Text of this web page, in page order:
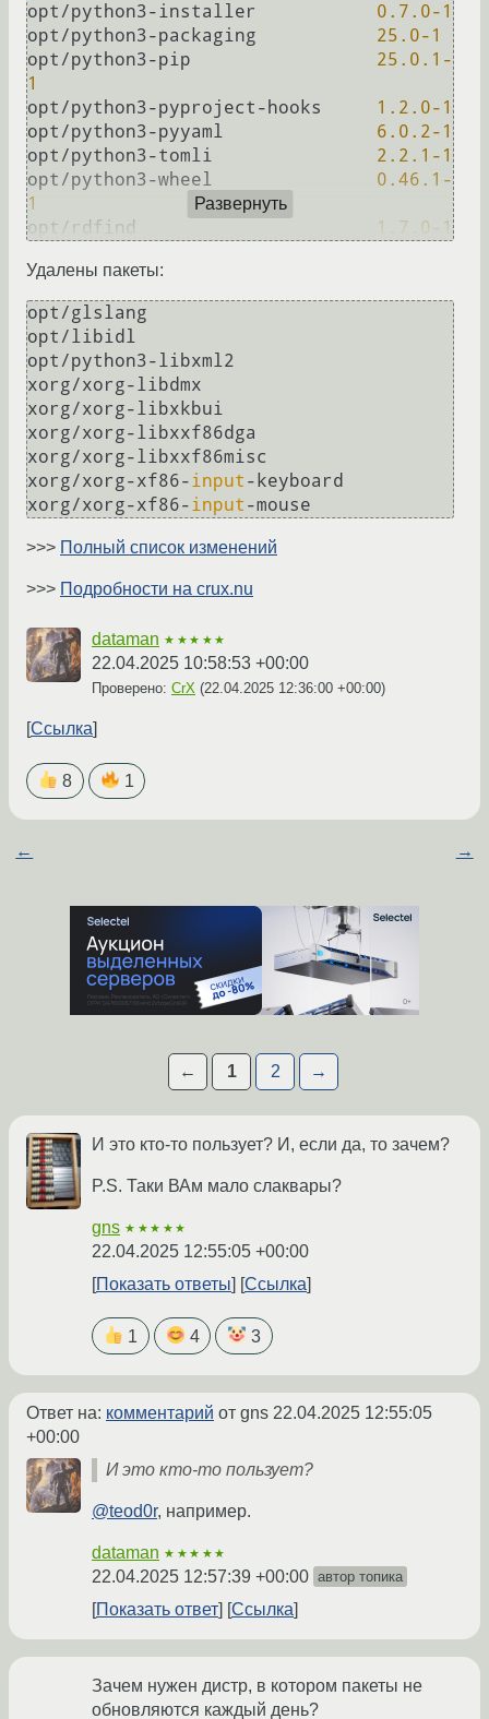
0.7 .0-1
25.0-1
25.0 .1 -
1
1.2 .0-1
6.0 .2-1
2.2 .1 -1
0.46 .1 -
1
1.7 .0 -1
Развернуть
Удалены пакеты:
opt/glslang
opt/libidl
opt/python3-libxml2
xorg/xorg-libdmx
xorg/xorg-libxkbui
xorg/xorg-libxxf86dga
xorg/xorg-libxxf86misc
xorg/xorg-xf86-input -keyboard
xorg/xorg-xf86-input
>>> Полный список изменений
>>> Подробности на crux.nu
dataman ★★★★★
22.04.2025 10:58:53 +00:00
Проверено: CrX (22.04.2025 12:36:00 +00:00)
Ссылка
8 1
← →
← 1 2 →
И это кто-то пользует? И, если да, то зачем?
P.S. Таки ВАм мало слаквары?
gns ★★★★★
22.04.2025 12:55:05 +00:00
Показать ответы
Ссылка
1 4 3
Ответ на: комментарий от gns 22.04.2025 12:55:05
+00:00
И это кто-то пользует?
@teod0r, например.
dataman ★★★★★
22.04.2025 12:57:39 +00:00 автор топика
Показать ответ Ссылка
Зачем нужен дистр, в котором пакеты не
обновляются каждый день?